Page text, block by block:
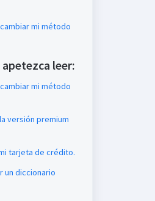
mi método
leer:
mi método
versión premium
tarjeta de crédito.
un diccionario